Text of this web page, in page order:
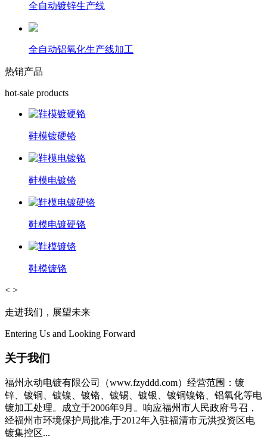
全自动镀锌生产线
全自动铝氧化生产线加工
热销产品
hot-sale products
鞋模镀硬铬
鞋模电镀铬
鞋模电镀硬铬
鞋模镀铬
< >
走进我们，展望未来
Entering Us and Looking Forward
关于我们
福州永动电镀有限公司（www.fzyddd.com）经营范围：镀
锌、镀铜、镀镍、镀铬、镀锡、镀银、镀铜镍铬、铝氧化等电
镀加工处理。成立于2006年9月。响应福州市人民政府号召，
经福州市环境保护局批准,于2012年入驻福清市元洪投资区电
镀集控区...